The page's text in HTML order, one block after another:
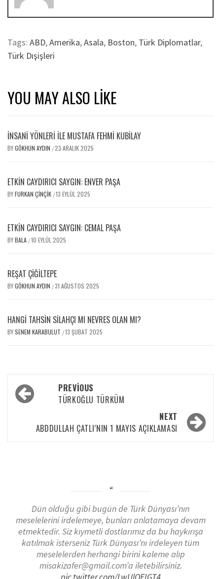
Tags: ABD,Amerika,Asala, Boston, Türk Diplomatlar,
Türk Dışişleri
YOU MAY ALSO LIKE
İNSANİ YÖNLERİ İLE MUSTAFA FEHMİ KUBİLAY
BYGÖKHUN AYDIN /23 ARALIK 2025
ETKİN CAYDIRICI SAYGIN: ENVER PAŞA
BYFURKAN ÇINÇIK /13 EYLÜL 2025
ETKİN CAYDIRICI SAYGIN: CEMAL PAŞA
BYBALA /10 EYLÜL 2025
REŞAT ÇİĞİLTEPE
BYGÖKHUN AYDIN /31 AĞUSTOS 2025
HANGİ TAHSİN SİLAHÇI MI NEVRES OLAN MI?
BYSENEM KARABULUT /13 ŞUBAT 2025
PREVIOUS
TÜRKOĞLU TÜRKÜM
NEXT
ABDDULLAH ÇATLI’NIN 1 MAYIS AÇIKLAMASI
Dün olduğu gibi bugün de Türk Dünyası’nın
meselelerini irdelemeye, bunları anlatamaya devam
etmektedir. Siz kıymetli dostlarımız da bu haykırışa
katılmak isterseniz Türk Dünyası’nı irdeleyen tüm
meselelerden herhangi birini kaleme alıp
misakizafer@gmail.com’a iletebilirsiniz.
pic.twitter.com/LwUlOEIGT4